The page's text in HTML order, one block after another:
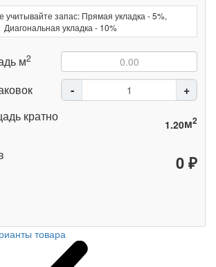
учитывайте запас: Прямая укладка - 5%,
Диагональная укладка - 10%
м2
кратно
м2
₽
товара